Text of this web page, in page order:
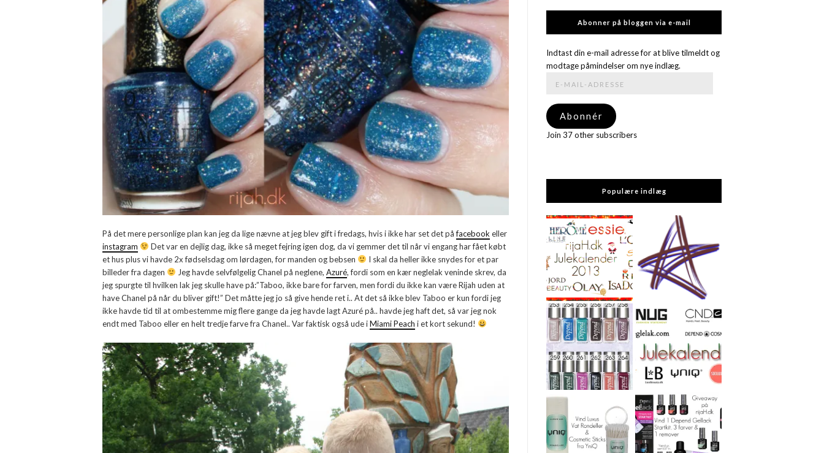
På det mere personlige plan kan jeg da lige nævne at jeg blev gift i fredags, hvis i ikke har set det påfacebook eller
instagram
Det var en dejlig dag, ikke så meget fejring igen dog, da vi gemmer det til når vi engang har fået købt
et hus plus vi havde 2x fødselsdag om lørdagen, for manden og bebsen
I skal da heller ikke snydes for et par
billeder fra dagen
Jeg havde selvfølgelig Chanel på neglene, Azuré, fordi som en kær neglelak veninde skrev, da
jeg spurgte til hvilken lak jeg skulle have på:”Taboo, ikke bare for farven, men fordi du ikke kan være Rijah uden at
have Chanel på når du bliver gift!” Det måtte jeg jo så give hende ret i.. At det så ikke blev Taboo er kun fordi jeg
ikke havde tid til at ombestemme mig flere gange da jeg havde lagt Azuré på.. havde jeg haft det, så var jeg nok
endt med Taboo eller en helt tredje farve fra Chanel.. Var faktisk også ude iMiami Peach i et kort sekund!
Abonner på bloggen via e-mail
Indtast din e-mail adresse for at blive tilmeldt og
modtage påmindelser om nye indlæg.
adresse
Abonnér
Join 37 other subscribers
Populære indlæg